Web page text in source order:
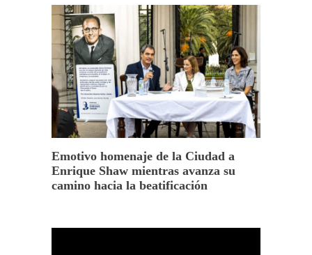
Emotivo homenaje de la Ciudad a
Enrique Shaw mientras avanza su
camino hacia la beatificación